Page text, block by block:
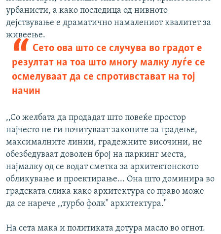
урбанисти, а како последица од нивното
дејствување е драматично намалениот квалитет за
живеење.
Сето ова што се случува во градот е
резултат на тоа што многу малку луѓе се
осмелуваат да се спротивстават на тој
начин
,,Со желбата да продадат што повеќе простор
најчесто не ги почитуваат законите за градење,
максималните линии, градежните височини, не
обезбедуваат доволен број на паркинг места,
најмалку од се водат сметка за архитектонското
обликување и проектирање... Она што доминира во
градската слика како архитектура со право може
да се нарече ,,турбо фолк" архитектура."
На сета мака и политиката дотура масло во огнот.